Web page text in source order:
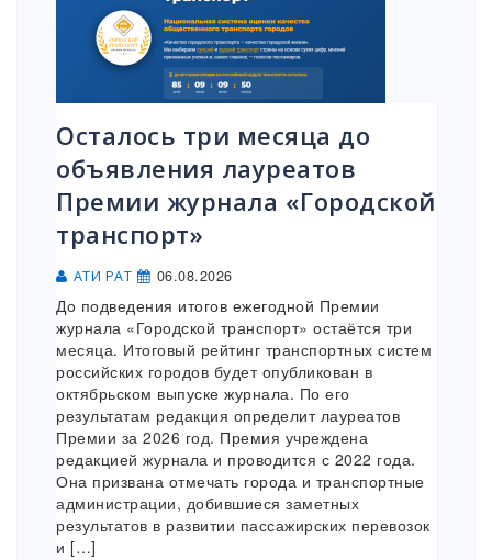
Осталось три месяца до
объявления лауреатов
Премии журнала «Городской
транспорт»
АТИ РАТ 06.08.2026
До подведения итогов ежегодной Премии
журнала «Городской транспорт» остаётся три
месяца. Итоговый рейтинг транспортных систем
российских городов будет опубликован в
октябрьском выпуске журнала. По его
результатам редакция определит лауреатов
Премии за 2026 год. Премия учреждена
редакцией журнала и проводится с 2022 года.
Она призвана отмечать города и транспортные
администрации, добившиеся заметных
результатов в развитии пассажирских перевозок
и […]